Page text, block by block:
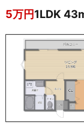
5万円1LDK